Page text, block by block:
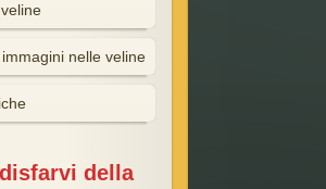
nelle veline
della